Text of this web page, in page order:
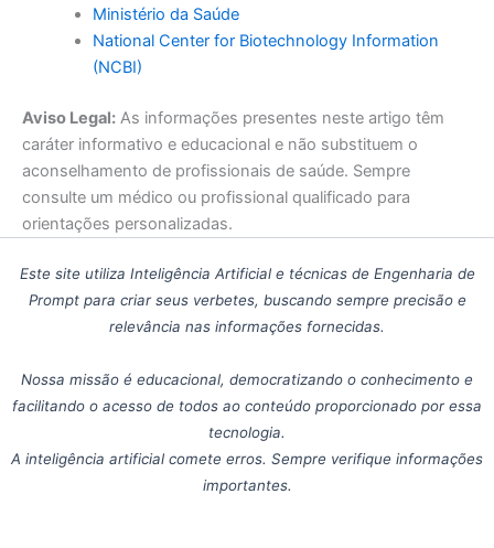
Ministério da Saúde
National Center for Biotechnology Information
(NCBI)
Aviso Legal: As informações presentes neste artigo têm
caráter informativo e educacional e não substituem o
aconselhamento de profissionais de saúde. Sempre
consulte um médico ou profissional qualificado para
orientações personalizadas.
Este site utiliza Inteligência Artificial e técnicas de Engenharia de
Prompt para criar seus verbetes, buscando sempre precisão e
relevância nas informações fornecidas.
Nossa missão é educacional, democratizando o conhecimento e
facilitando o acesso de todos ao conteúdo proporcionado por essa
tecnologia.
A inteligência artificial comete erros. Sempre verifique informações
importantes.